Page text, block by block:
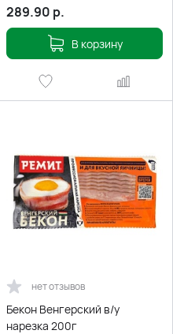
289.90 р.
В корзину
нет отзывов
Бекон Венгерский в/у
нарезка 200г